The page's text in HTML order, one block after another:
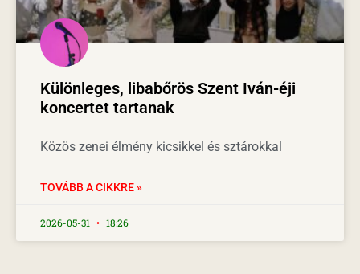
Különleges, libabőrös Szent Iván-éji
koncertet tartanak
Közös zenei élmény kicsikkel és sztárokkal
TOVÁBB A CIKKRE »
2026-05-31 18:26